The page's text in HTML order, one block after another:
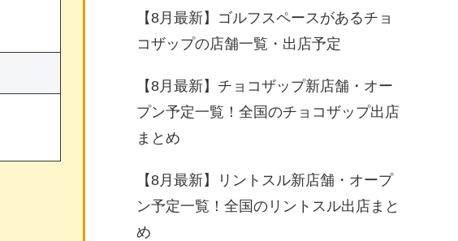
【8月最新】ゴルフスペースがあるチョ
コザップの店舗一覧・出店予定
【8月最新】チョコザップ新店舗・オー
プン予定一覧！全国のチョコザップ出店
まとめ
【8月最新】リントスル新店舗・オープ
ン予定一覧！全国のリントスル出店まと
め